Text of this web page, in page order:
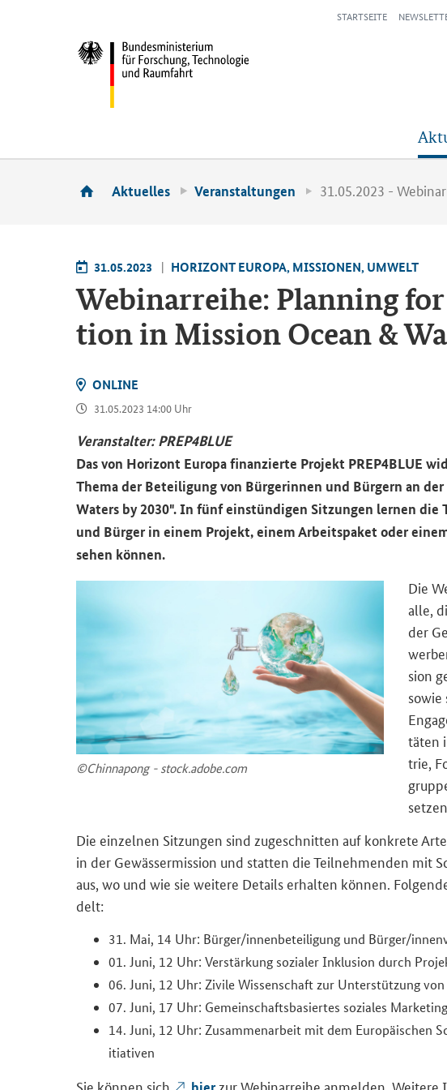
STARTSEITE
Aktuelles Veranstaltungen 31.05.2023 -
31.05.2023 HO­RI­ZONT EU­RO­PA, MIS­SIO­NEN, UM­WELT
We­bi­nar­rei­he: Plan­ning
ti­on in Mis­si­on Ocean &
ON­LINE
31.05.2023 14:00 Uhr
Ver­an­stal­ter:PREP4BLUE
Das von Ho­ri­zont Eu­ro­pa fi­nan­zier­te Pro­jekt PREP4BLUE
Thema der Be­tei­li­gung von Bür­ge­rin­nen und Bür­gern an
Waters by 2030". In fünf ein­stün­di­gen Sit­zun­gen ler­nen die
und Bür­ger in einem Pro­jekt, einem Ar­beits­pa­ket oder
se­hen kön­nen.
©Chin­na­pong - stock.adobe.com
Die
alle,
der
si­on
tä­ten
trie,
Die ein­zel­nen Sit­zun­gen sind zu­ge­schnit­ten auf kon­kre­te
in der Ge­wäs­ser­mis­si­on und stat­ten die Teil­neh­men­den mit
aus, wo und wie sie wei­te­re De­tails er­hal­ten kön­nen.
delt:
31. Mai, 14 Uhr: Bür­ger/in­nen­be­tei­li­gung und Bür­ger/
01. Juni, 12 Uhr: Ver­stär­kung so­zia­ler In­klu­si­on durch
06. Juni, 12 Uhr: Zi­vi­le Wis­sen­schaft zur Un­ter­stüt­zung
07. Juni, 17 Uhr: Ge­mein­schafts­ba­sier­tes so­zia­les
14. Juni, 12 Uhr: Zu­sam­men­ar­beit mit dem Eu­ro­päi­schen
itia­ti­ven
Sie kön­nen sich
zur We­bi­nar­rei­he an­mel­den.